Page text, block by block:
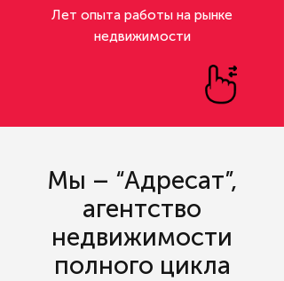
Лет опыта работы на рынке
недвижимости
Мы – “Адресат”,
агентство
недвижимости
полного цикла